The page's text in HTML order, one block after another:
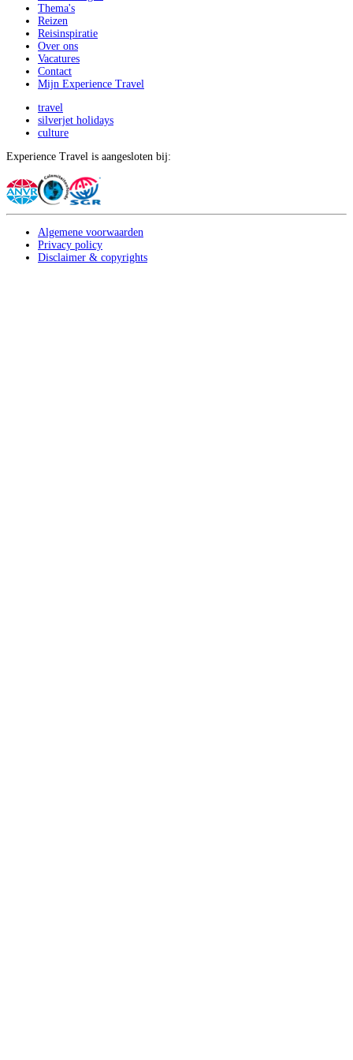
Thema's
Reizen
Reisinspiratie
Over ons
Vacatures
Contact
Mijn Experience Travel
travel
silverjet holidays
culture
Experience Travel is aangesloten bij:
Algemene voorwaarden
Privacy policy
Disclaimer & copyrights